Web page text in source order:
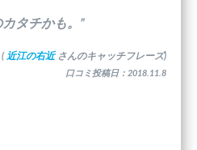
タチかも。”
( 近江の右近 さんのキャッチフレーズ)
口コミ投稿日：2018.11.8